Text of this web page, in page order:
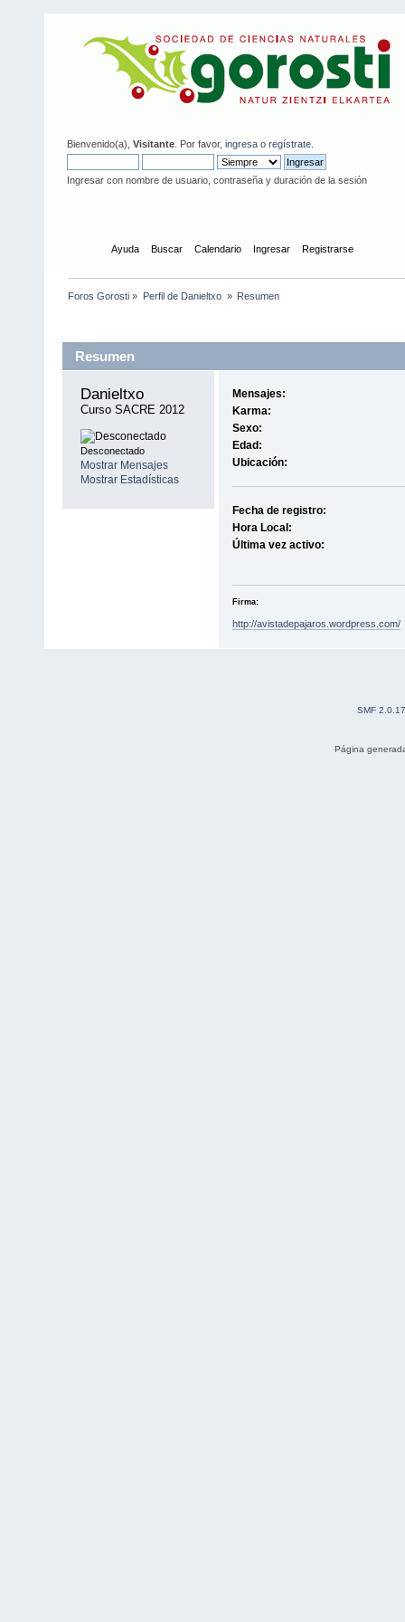
Bienvenido(a), Visitante . Por favor, ingresa o regístrate
Ingresar con nombre de usuario, contraseña y duración de la sesión
Ayuda Buscar Calendario Ingresar Registrarse
Foros Gorosti » Perfil de Danieltxo » Resumen
Resumen
Danieltxo
Curso SACRE 2012
Desconectado
Mostrar Mensajes
Mostrar Estadísticas
Mensajes:
Karma:
Sexo:
Edad:
Ubicación:
Fecha de registro:
Hora Local:
Última vez activo:
Firma:
http://avistadepajaros.wordpress.com/
SMF 2.0.17
Página